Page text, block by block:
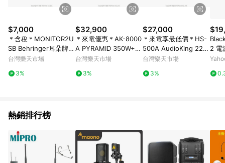
位、贈品與台灣樂天市場銷售網頁不符，以銷售網頁標示為準。
(6) 導購訂單已逾 365 天，根據台灣樂天回饋規定，逾期訂單將
不符合回饋資格。 (7) 若上述或其他原因，致使消費者無接收到
點數回饋或點數回饋有爭議，台灣樂天市場保有更改條款與法律
追訴之權利，活動詳情以樂天市場網站公告為準。
$7,000
＊含稅＊MONITOR2U
SB Behringer耳朵牌 V
CA 控制/USB接口/高
制器
台灣樂天市場
3%
$32,900
＊來電優惠＊AK-8000
A PYRAMID 350W+3
50W 擴大機
台灣樂天市場
3%
$27,000
＊來電享最低價＊HS-
500A AudioKing 220
W+220W 專業/家庭兩
台灣樂天市場
3%
2 電
錄音
熱銷排行榜